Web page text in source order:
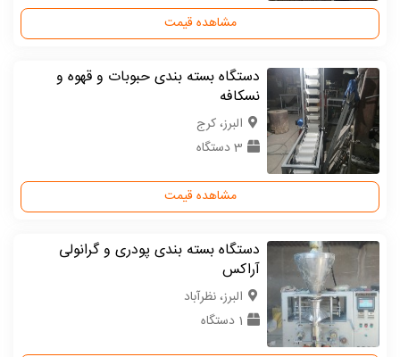
مشاهده قیمت
دستگاه بسته بندی حبوبات و قهوه و
نسکافه
البرز، کرج
3 دستگاه
مشاهده قیمت
دستگاه بسته بندی پودری و گرانولی
آراکس
البرز، نظرآباد
1 دستگاه